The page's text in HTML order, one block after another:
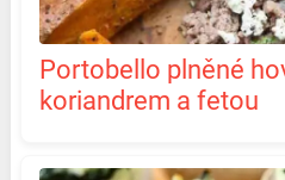
Portobello plněné
koriandrem a fetou